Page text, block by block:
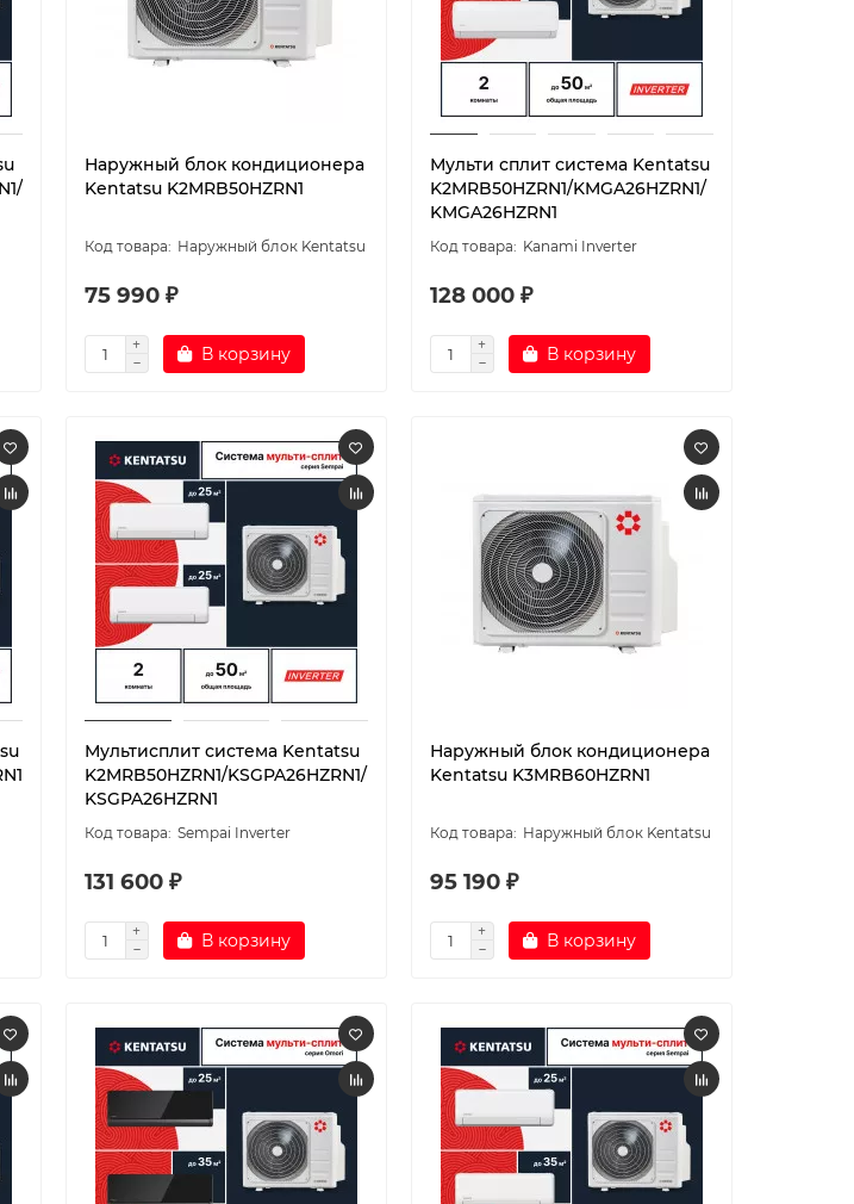
Наружный блок кондиционера
Kentatsu K2MRB50HZRN1
Наружный блок Kentatsu
75 990 ₽
В корзину
Мульти сплит система Kentatsu
K2MRB50HZRN1/KMGA26HZRN1/
KMGA26HZRN1
Kanami Inverter
128 000 ₽
В корзину
Мультисплит система Kentatsu
K2MRB50HZRN1/KSGPA26HZRN1/
KSGPA26HZRN1
Sempai Inverter
131 600 ₽
В корзину
Наружный блок кондиционера
Kentatsu K3MRB60HZRN1
Наружный блок Kentatsu
95 190 ₽
В корзину